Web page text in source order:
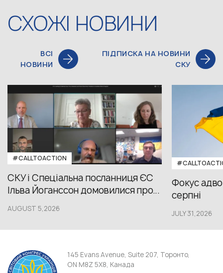
СХОЖІ НОВИНИ
ВСІ
НОВИНИ
ПІДПИСКА НА НОВИНИ
СКУ
#CALLTOACTION
СКУ і Спеціальна посланниця ЄС
Ільва Йоганссон домовилися про...
AUGUST 5,2026
Фокус
серпні
JULY 31,2026
145 Evans Avenue, Suite 207, Торонто,
ON M8Z 5X8, Канада